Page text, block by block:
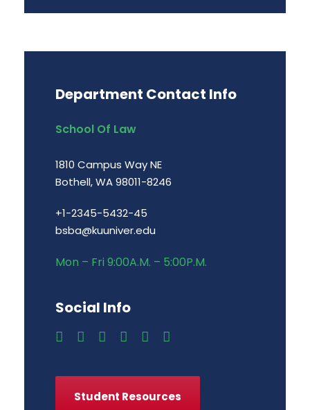
Department Contact Info
School Of Law
1810 Campus Way NE
Bothell, WA 98011-8246
+1-2345-5432-45
bsba@kuuniver.edu
Mon – Fri 9:00A.M. – 5:00P.M.
Social Info
Student Resources